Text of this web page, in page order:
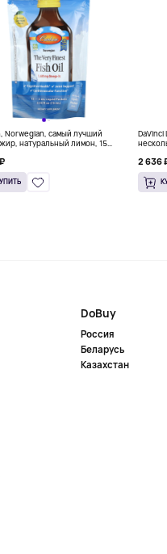
Norwegian, самый лучший
натуральный лимон, 15
DaVinci
2 636
DoBuy
Россия
Беларусь
Казахстан